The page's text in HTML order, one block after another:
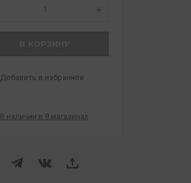
Добавить в избранное
В наличии в 8 магазинах